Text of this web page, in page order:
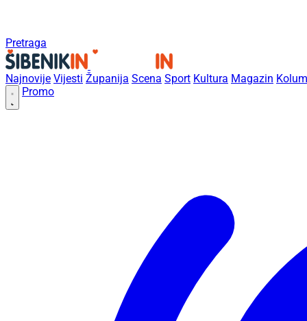
Pretraga
Najnovije Vijesti Županija Scena Sport Kultura Magazin
Promo